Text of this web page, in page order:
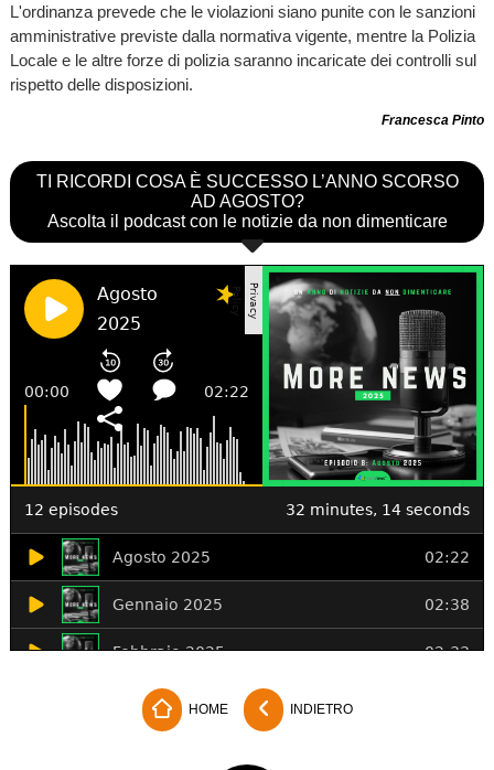
L'ordinanza prevede che le violazioni siano punite con le sanzioni
amministrative previste dalla normativa vigente, mentre la Polizia
Locale e le altre forze di polizia saranno incaricate dei controlli sul
rispetto delle disposizioni.
Francesca Pinto
TI RICORDI COSA È SUCCESSO L’ANNO SCORSO
AD AGOSTO?
Ascolta il podcast con le notizie da non dimenticare
HOME INDIETRO